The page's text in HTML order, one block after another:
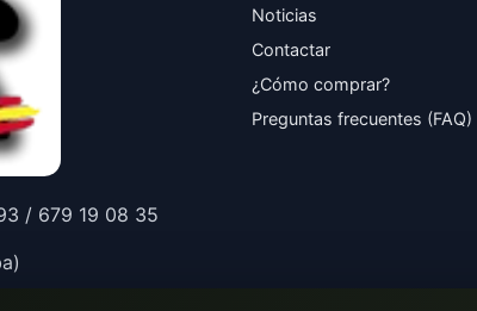
/ 679 19 08 35
Noticias
Contactar
¿Cómo comprar?
Preguntas frecuentes (FAQ)